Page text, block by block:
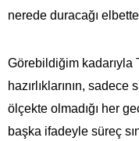
nerede duracağı
Görebildiğim kadarıyla
hazırlıklarının, sadece
ölçekte olmadığı her
başka ifadeyle süreç